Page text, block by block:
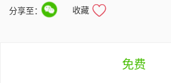
分享至： 收藏
免费